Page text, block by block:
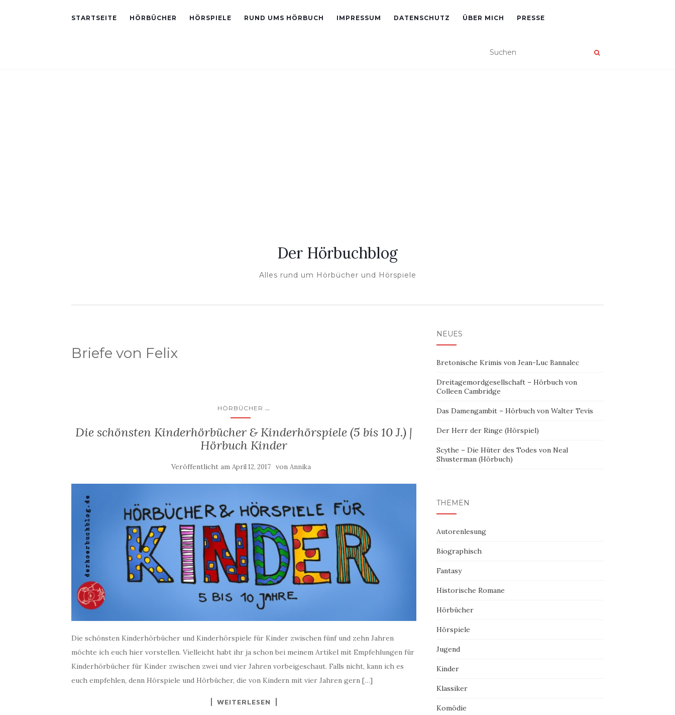
STARTSEITE HÖRBÜCHER HÖRSPIELE RUND UMS HÖRBUCH IMPRESSUM DATENSCHUTZ ÜBER MICH PRESSE
Der Hörbuchblog
Alles rund um Hörbücher und Hörspiele
Briefe von Felix
HÖRBÜCHER ...
Die schönsten Kinderhörbücher & Kinderhörspiele (5 bis 10 J.) |
Hörbuch Kinder
Veröffentlicht amApril 12, 2017 vonAnnika
Die schönsten Kinderhörbücher und Kinderhörspiele für Kinder zwischen fünf und zehn Jahren
möchte ich euch hier vorstellen. Vielleicht habt ihr ja schon bei meinem Artikel mit Empfehlungen für
Kinderhörbücher für Kinder zwischen zwei und vier Jahren vorbeigeschaut. Falls nicht, kann ich es
euch empfehlen, denn Hörspiele und Hörbücher, die von Kindern mit vier Jahren gern […]
WEITERLESEN
NEUES
Bretonische Krimis von Jean-Luc Bannalec
Dreitagemordgesellschaft – Hörbuch von
Colleen Cambridge
Das Damengambit – Hörbuch von Walter Tevis
Der Herr der Ringe (Hörspiel)
Scythe – Die Hüter des Todes von Neal
Shusterman (Hörbuch)
THEMEN
Autorenlesung
Biographisch
Fantasy
Historische Romane
Hörbücher
Hörspiele
Jugend
Kinder
Klassiker
Komödie